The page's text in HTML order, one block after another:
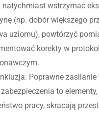
natychmiast wstrzymać
(np. dobór większego
uziomu), powtórzyć
korekty w
Poprawne
zabezpieczenia to
pracy, skracają